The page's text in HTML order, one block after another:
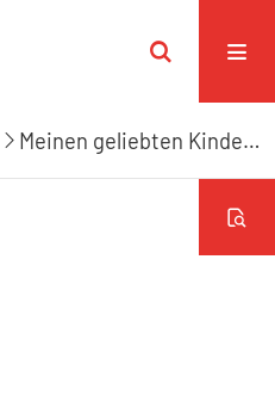
Meinen geliebten Kindern Herrn Doctor Bicker und seiner Gattin an Ihrem silbernen Hochzeitsfeste am 2 May 1805